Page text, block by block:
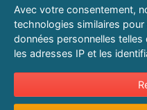
Notre page Instagram
Notre page Twitter
© 2026
Avec votre consentement,
technologies similaires
données personnelles
les adresses IP et les
sur l'intérêt légitime à tout
».